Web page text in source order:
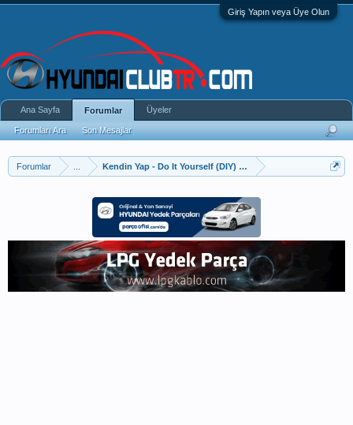
Giriş Yapın veya Üye Olun
Forumlar Kendin Yap - Do It Yourself (DIY) Uygulamaları
Ana Sayfa Forumlar
Forumları Ara Son Mesajlar
Üyeler